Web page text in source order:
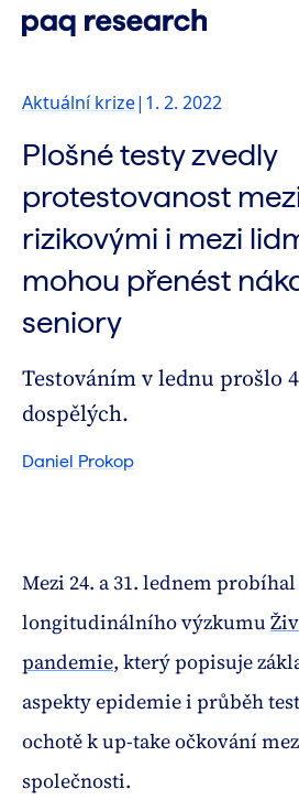
Aktuální krize| 1. 2. 2022
Plošné testy zvedly
protestovanost
rizikovými i mezi
mohou přenést
seniory
Testováním v lednu prošlo
dospělých.
Daniel Prokop
Mezi 24. a 31. lednem
longitudinálního výzkumu
pandemie, který popisuje
aspekty epidemie i průběh
ochotě k up-take očkování
společnosti.